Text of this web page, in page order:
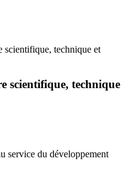
scientifique, technique et
scientifique, technique
service du développement